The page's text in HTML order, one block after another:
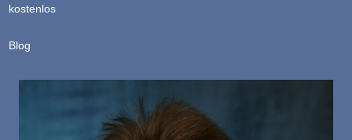
kostenlos
Blog